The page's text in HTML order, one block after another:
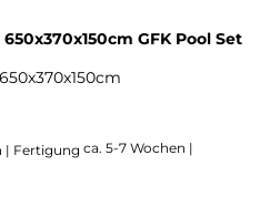
GFK Pool Set
ca. 5-7 Wochen |